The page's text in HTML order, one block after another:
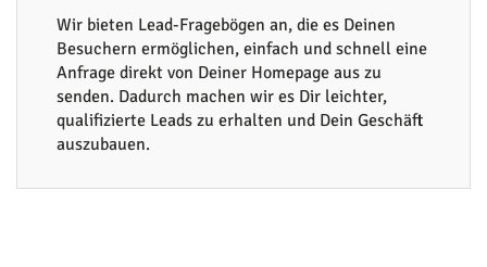
Wir bieten Lead-Fragebögen an, die es Deinen
Besuchern ermöglichen, einfach und schnell eine
Anfrage direkt von Deiner Homepage aus zu
senden. Dadurch machen wir es Dir leichter,
qualifizierte Leads zu erhalten und Dein Geschäft
auszubauen.